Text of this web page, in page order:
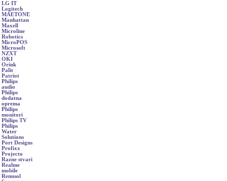
LG IT
Logitech
MAETONE
Manhattan
Maxell
Microline
Robotics
MicroPOS
Microsoft
NZXT
OKI
Orink
Palit
Patriot
Philips
audio
Philips
dodatna
oprema
Philips
monitori
Philips TV
Philips
Water
Solutions
Port Designs
Profixx
Projecto
Razne stvari
Realme
mobile
Renusol